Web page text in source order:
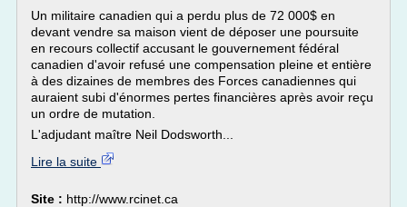
Un militaire canadien qui a perdu plus de 72 000$ en
devant vendre sa maison vient de déposer une poursuite
en recours collectif accusant le gouvernement fédéral
canadien d'avoir refusé une compensation pleine et entière
à des dizaines de membres des Forces canadiennes qui
auraient subi d'énormes pertes financières après avoir reçu
un ordre de mutation.
L'adjudant maître Neil Dodsworth...
Lire la suite
Site : http://www.rcinet.ca